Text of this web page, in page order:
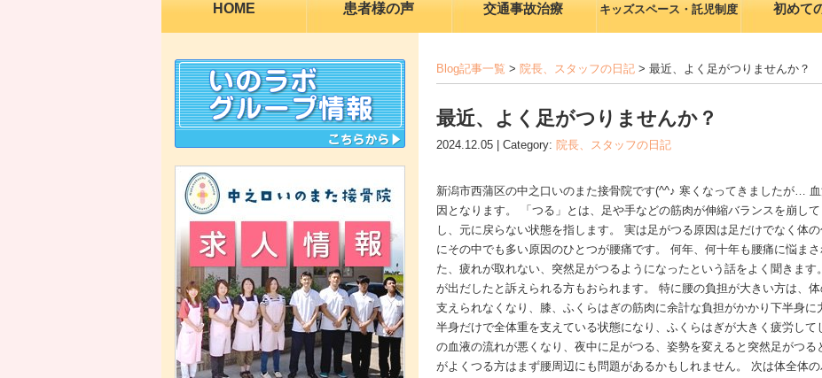
HOME 患者様の声 交通事故治療 キッズスペース・託児制度 初めて
Blog記事一覧 > 院長、スタッフの日記 > 最近、よく足がつりませんか？
最近、よく足がつりませんか？
2024.12.05 | Category: 院長、スタッフの日記
新潟市西蒲区の中之口いのまた接骨院です(^^♪ 寒くなってきましたが…
因となります。 「つる」とは、足や手などの筋肉が伸縮バランスを崩し
し、元に戻らない状態を指します。 実は足がつる原因は足だけでなく体
にその中でも多い原因のひとつが腰痛です。 何年、何十年も腰痛に悩ま
た、疲れが取れない、突然足がつるようになったという話をよく聞きま
が出だしたと訴えられる方もおられます。 特に腰の負担が大きい方は、
支えられなくなり、膝、ふくらはぎの筋肉に余計な負担がかかり下半身
半身だけで全体重を支えている状態になり、ふくらはぎが大きく疲労し
の血液の流れが悪くなり、夜中に足がつる、姿勢を変えると突然足がつ
がよくつる方はまず腰周辺にも問題があるかもしれません。 次は体全体